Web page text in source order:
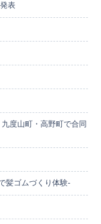
表
度山町・高野町で合同
髪ゴムづくり体験-